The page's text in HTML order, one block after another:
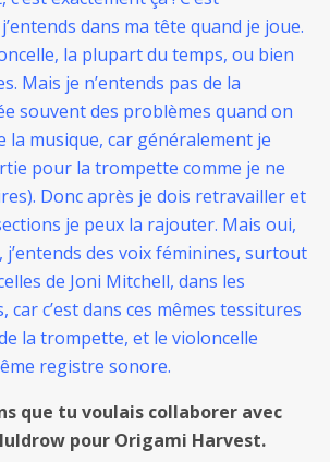
dans ma tête quand je joue.
la plupart du temps, ou bien
Mais je n’entends pas de la
souvent des problèmes quand on
la musique, car généralement je
pour la trompette comme je ne
Donc après je dois retravailler et
je peux la rajouter. Mais oui,
j’entends des voix féminines, surtout
de Joni Mitchell, dans les
c’est dans ces mêmes tessitures
la trompette, et le violoncelle
registre sonore.
que tu voulais collaborer avec
pour Origami Harvest.